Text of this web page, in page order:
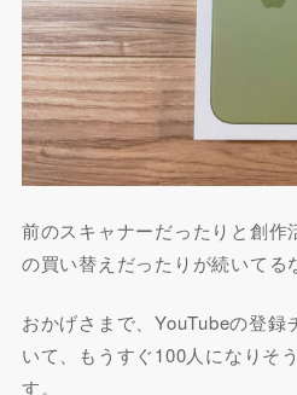
前のスキャナーだったりと創作
の買い替えだったりが続いてる
おかげさまで、YouTubeの登録
いて、もうすぐ100人になりそ
す。